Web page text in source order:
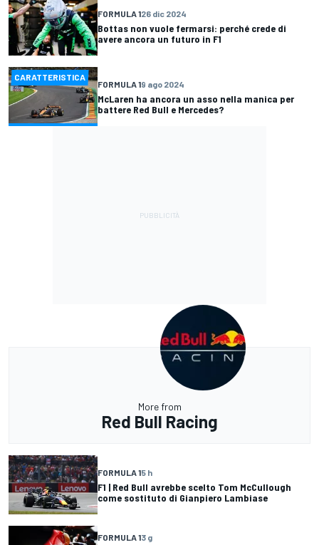
FORMULA 126 dic 2024
Bottas non vuole fermarsi: perché crede di
avere ancora un futuro in F1
CARATTERISTICA
FORMULA 19 ago 2024
McLaren ha ancora un asso nella manica per
battere Red Bull e Mercedes?
More from
Red Bull Racing
FORMULA 15 h
F1 | Red Bull avrebbe scelto Tom McCullough
come sostituto di Gianpiero Lambiase
FORMULA 13 g